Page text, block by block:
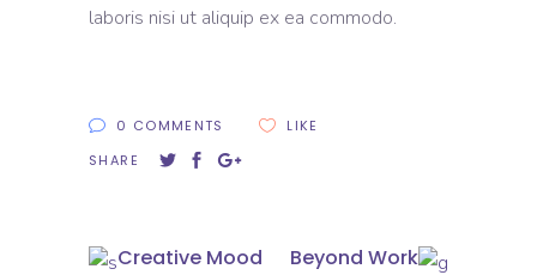
laboris nisi ut aliquip ex ea commodo.
0 COMMENTS
LIKE
SHARE
Creative Mood Beyond Work